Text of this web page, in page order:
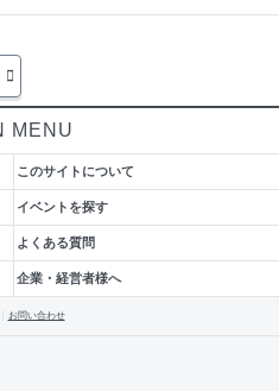
MENU
このサイトについて
イベントを探す
よくある質問
企業・経営者様へ
お問い合わせ